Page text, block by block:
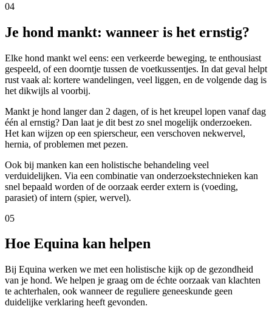
04
Je hond mankt: wanneer is het ernstig?
Elke hond mankt wel eens: een verkeerde beweging, te enthousiast
gespeeld, of een doorntje tussen de voetkussentjes. In dat geval helpt
rust vaak al: kortere wandelingen, veel liggen, en de volgende dag is
het dikwijls al voorbij.
Mankt je hond langer dan 2 dagen, of is het kreupel lopen vanaf dag
één al ernstig? Dan laat je dit best zo snel mogelijk onderzoeken.
Het kan wijzen op een spierscheur, een verschoven nekwervel,
hernia, of problemen met pezen.
Ook bij manken kan een holistische behandeling veel
verduidelijken. Via een combinatie van onderzoekstechnieken kan
snel bepaald worden of de oorzaak eerder extern is (voeding,
parasiet) of intern (spier, wervel).
05
Hoe Equina kan helpen
Bij Equina werken we met een holistische kijk op de gezondheid
van je hond. We helpen je graag om de échte oorzaak van klachten
te achterhalen, ook wanneer de reguliere geneeskunde geen
duidelijke verklaring heeft gevonden.